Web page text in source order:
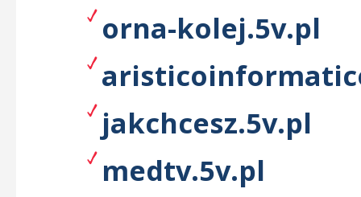
orna-kolej.5v.pl
jakchcesz.5v.pl
medtv.5v.pl